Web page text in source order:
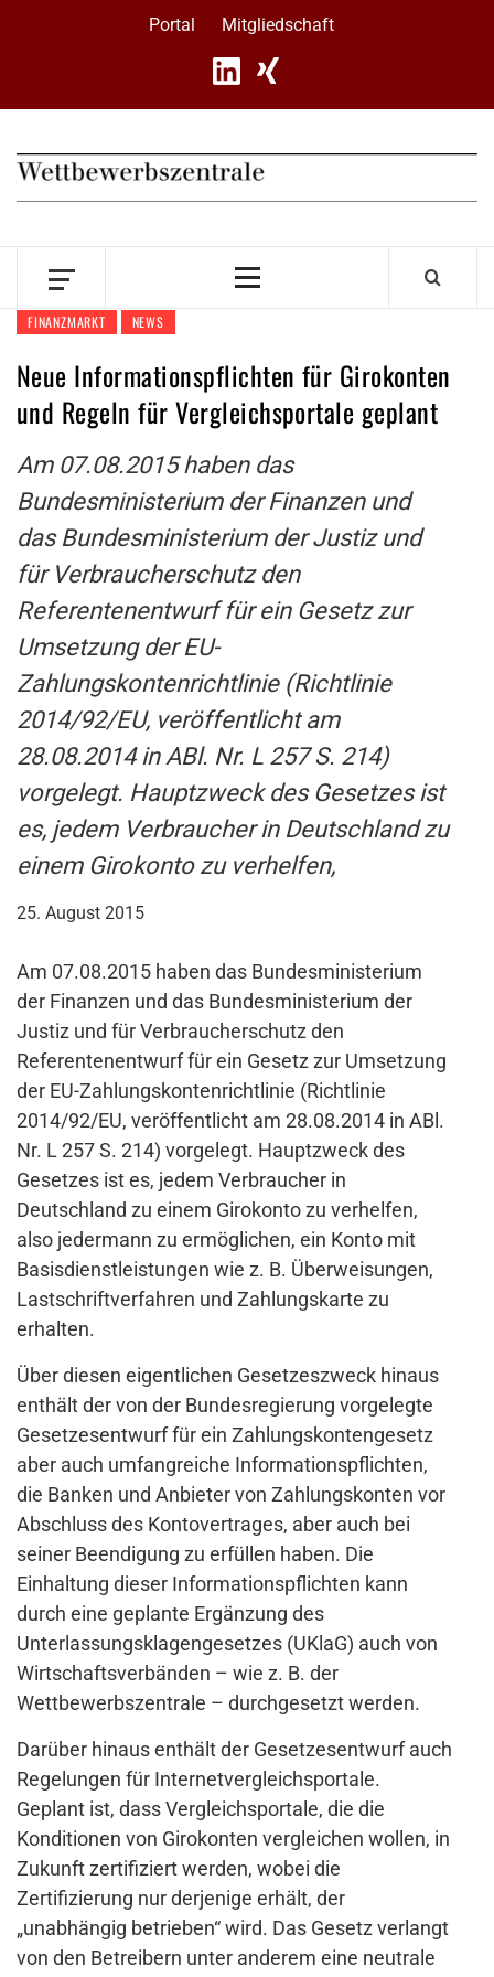
Portal Mitgliedschaft
Primary
FINANZMARKT NEWS
Neue Informationspflichten für Girokonten
und Regeln für Vergleichsportale geplant
Am 07.08.2015 haben das
Bundesministerium der Finanzen und
das Bundesministerium der Justiz und
für Verbraucherschutz den
Referentenentwurf für ein Gesetz zur
Umsetzung der EU-
Zahlungskontenrichtlinie (Richtlinie
2014/92/EU, veröffentlicht am
28.08.2014 in ABl. Nr. L 257 S. 214)
vorgelegt. Hauptzweck des Gesetzes ist
es, jedem Verbraucher in Deutschland zu
einem Girokonto zu verhelfen,
25. August 2015
Am 07.08.2015 haben das Bundesministerium
der Finanzen und das Bundesministerium der
Justiz und für Verbraucherschutz den
Referentenentwurf für ein Gesetz zur Umsetzung
der EU-Zahlungskontenrichtlinie (Richtlinie
2014/92/EU, veröffentlicht am 28.08.2014 in ABl.
Nr. L 257 S. 214) vorgelegt. Hauptzweck des
Gesetzes ist es, jedem Verbraucher in
Deutschland zu einem Girokonto zu verhelfen,
also jedermann zu ermöglichen, ein Konto mit
Basisdienstleistungen wie z. B. Überweisungen,
Lastschriftverfahren und Zahlungskarte zu
erhalten.
Über diesen eigentlichen Gesetzeszweck hinaus
enthält der von der Bundesregierung vorgelegte
Gesetzesentwurf für ein Zahlungskontengesetz
aber auch umfangreiche Informationspflichten,
die Banken und Anbieter von Zahlungskonten vor
Abschluss des Kontovertrages, aber auch bei
seiner Beendigung zu erfüllen haben. Die
Einhaltung dieser Informationspflichten kann
durch eine geplante Ergänzung des
Unterlassungsklagengesetzes (UKlaG) auch von
Wirtschaftsverbänden – wie z. B. der
Wettbewerbszentrale – durchgesetzt werden.
Darüber hinaus enthält der Gesetzesentwurf auch
Regelungen für Internetvergleichsportale.
Geplant ist, dass Vergleichsportale, die die
Konditionen von Girokonten vergleichen wollen, in
Zukunft zertifiziert werden, wobei die
Zertifizierung nur derjenige erhält, der
„unabhängig betrieben“ wird. Das Gesetz verlangt
von den Betreibern unter anderem eine neutrale